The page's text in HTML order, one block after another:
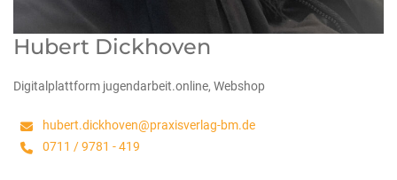
Hubert Dickhoven
Digitalplattform jugendarbeit.online, Webshop
hubert.dickhoven@praxisverlag-bm.de
0711 / 9781 - 419